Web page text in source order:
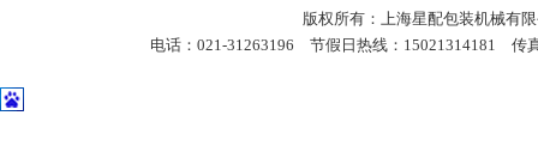
版权所有：上海星配包装机械有
电话：021-31263196 节假日热线：15021314181 传